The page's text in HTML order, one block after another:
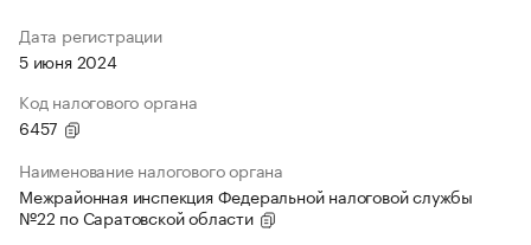
Дата регистрации
5 июня 2024
Код налогового органа
6457
Наименование налогового органа
Межрайонная инспекция Федеральной налоговой службы
№22 по Саратовской области